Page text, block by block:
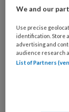
*** Local Caption
We and our
Use precise
identification. Store
advertising and
audience research
List of Partners